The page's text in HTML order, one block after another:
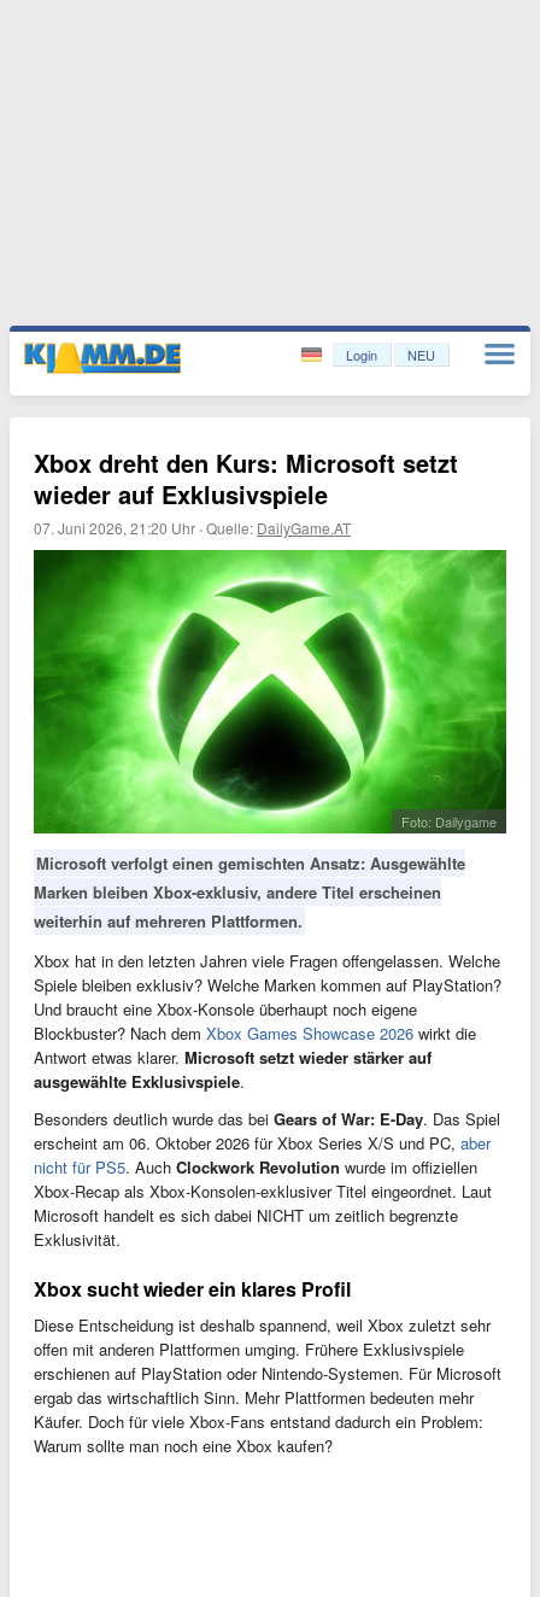
Login NEU
Xbox dreht den Kurs: Microsoft setzt
wieder auf Exklusivspiele
07. Juni 2026, 21:20 Uhr ·Quelle: DailyGame.AT
Foto: Dailygame
Microsoft verfolgt einen gemischten Ansatz: Ausgewählte
Marken bleiben Xbox-exklusiv, andere Titel erscheinen
weiterhin auf mehreren Plattformen.
Xbox hat in den letzten Jahren viele Fragen offengelassen. Welche
Spiele bleiben exklusiv? Welche Marken kommen auf PlayStation?
Und braucht eine Xbox-Konsole überhaupt noch eigene
Blockbuster? Nach dem Xbox Games Showcase 2026 wirkt die
Antwort etwas klarer. Microsoft setzt wieder stärker auf
ausgewählte Exklusivspiele.
Besonders deutlich wurde das bei Gears of War: E-Day. Das Spiel
erscheint am 06. Oktober 2026 für Xbox Series X/S und PC, aber
nicht für PS5. Auch Clockwork Revolution wurde im offiziellen
Xbox-Recap als Xbox-Konsolen-exklusiver Titel eingeordnet. Laut
Microsoft handelt es sich dabei NICHT um zeitlich begrenzte
Exklusivität.
Xbox sucht wieder ein klares Profil
Diese Entscheidung ist deshalb spannend, weil Xbox zuletzt sehr
offen mit anderen Plattformen umging. Frühere Exklusivspiele
erschienen auf PlayStation oder Nintendo-Systemen. Für Microsoft
ergab das wirtschaftlich Sinn. Mehr Plattformen bedeuten mehr
Käufer. Doch für viele Xbox-Fans entstand dadurch ein Problem:
Warum sollte man noch eine Xbox kaufen?